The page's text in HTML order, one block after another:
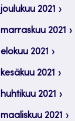
joulukuu 2021
marraskuu 2021
elokuu 2021
kesäkuu 2021
huhtikuu 2021
maaliskuu 2021